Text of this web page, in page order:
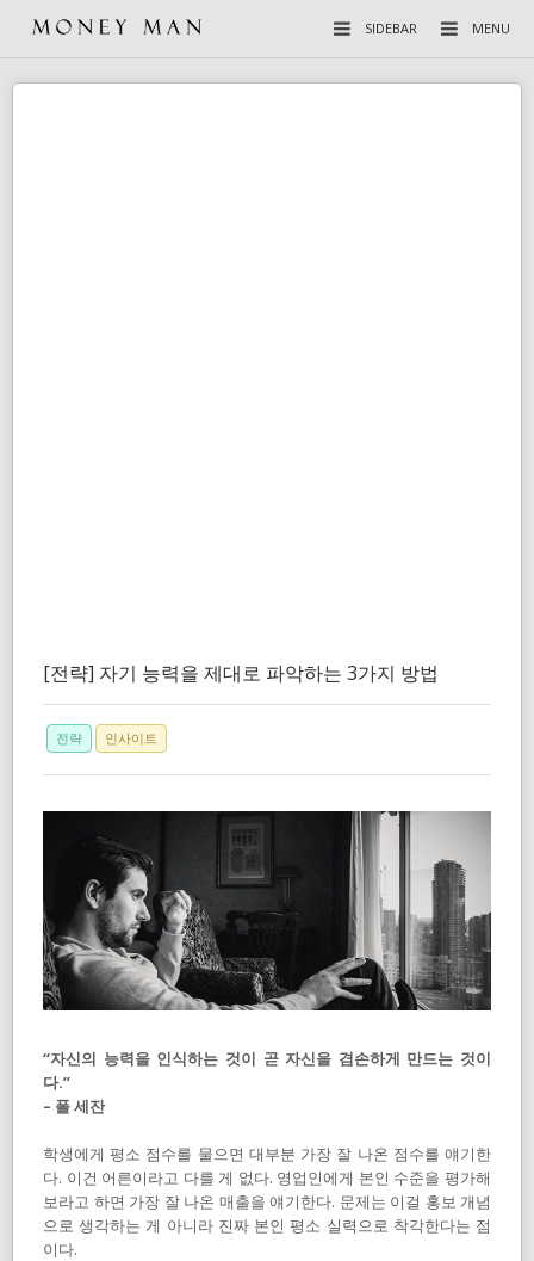
MENU
SIDEBAR
[전략] 자기 능력을 제대로 파악하는 3가지 방법
전략 인사이트
“자신의 능력을 인식하는 것이 곧 자신을 겸손하게 만드는 것이
다.”
– 폴 세잔
학생에게 평소 점수를 물으면 대부분 가장 잘 나온 점수를 얘기한
다. 이건 어른이라고 다를 게 없다. 영업인에게 본인 수준을 평가해
보라고 하면 가장 잘 나온 매출을 얘기한다. 문제는 이걸 홍보 개념
으로 생각하는 게 아니라 진짜 본인 평소 실력으로 착각한다는 점
이다.